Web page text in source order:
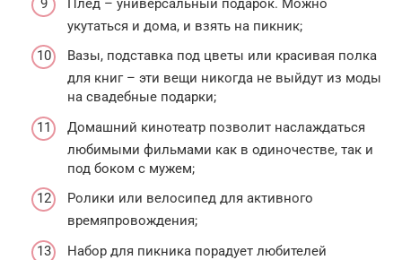
Плед – универсальный подарок. Можно
укутаться и дома, и взять на пикник;
Вазы, подставка под цветы или красивая полка
для книг – эти вещи никогда не выйдут из моды
на свадебные подарки;
Домашний кинотеатр позволит наслаждаться
любимыми фильмами как в одиночестве, так и
под боком с мужем;
Ролики или велосипед для активного
времяпровождения;
Набор для пикника порадует любителей